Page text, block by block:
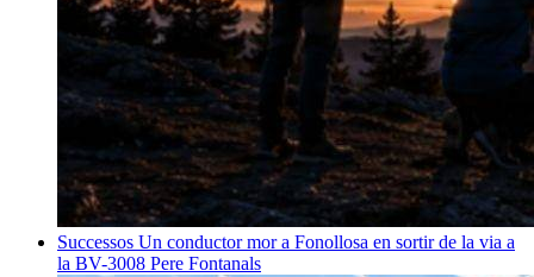
Successos Un conductor mor a Fonollosa en sortir de la via a
la BV-3008 Pere Fontanals